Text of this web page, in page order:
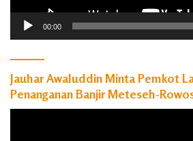
00:00
Jauhar Awaluddin Minta Pemkot
Penanganan Banjir Meteseh-